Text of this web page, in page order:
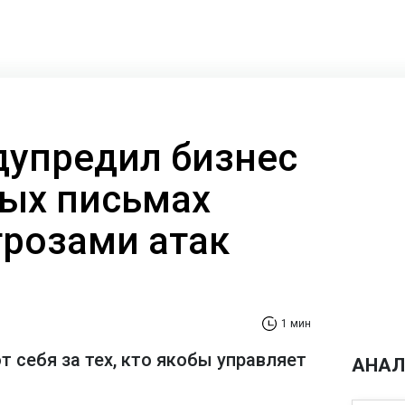
бизнес
письмах
атак
1 мин
за тех, кто якобы управляет